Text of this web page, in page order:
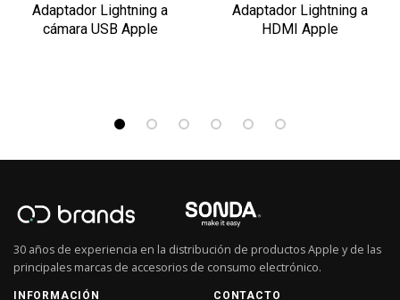
Adaptador Lightning a
cámara USB Apple
Adaptador Lightning a
HDMI Apple
30 años de experiencia en la distribución de productos Apple y de las
principales marcas de accesorios de consumo electrónico.
INFORMACIÓN CONTACTO